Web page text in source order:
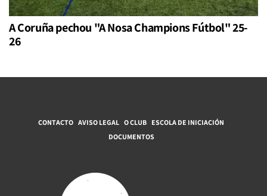
A Coruña pechou "A Nosa Champions Fútbol" 25-
26
CONTACTO AVISO LEGAL O CLUB ESCOLA DE INICIACIÓN
DOCUMENTOS